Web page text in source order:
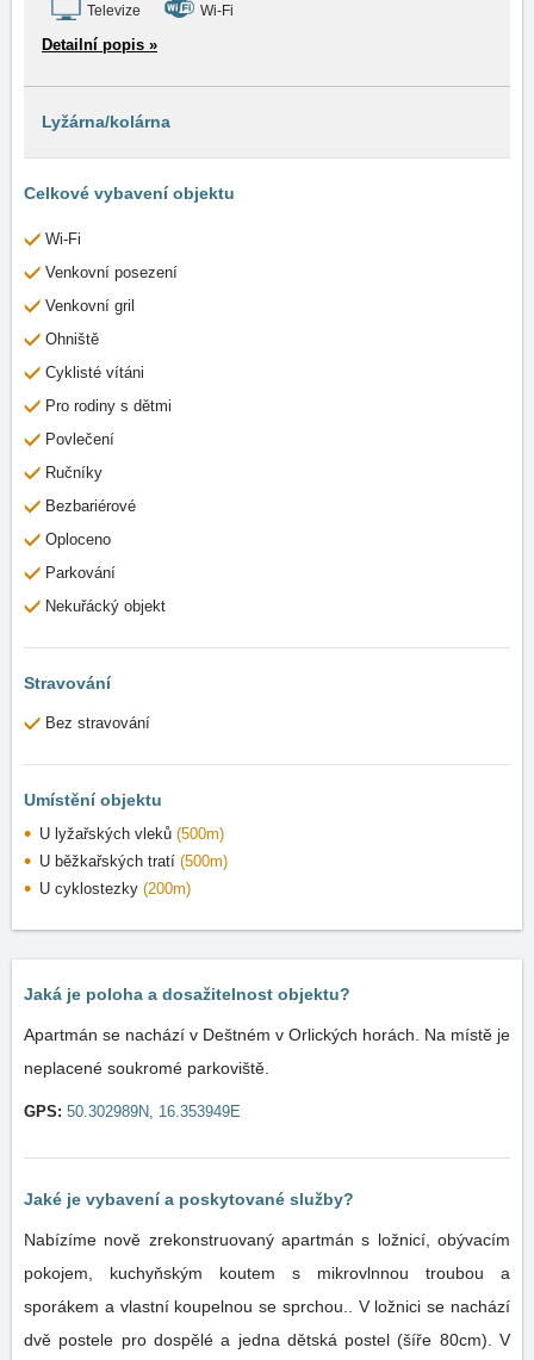
Televize Wi-Fi
Detailní popis »
Lyžárna/kolárna
Celkové vybavení objektu
Wi-Fi
Venkovní posezení
Venkovní gril
Ohniště
Cyklisté vítáni
Pro rodiny s dětmi
Povlečení
Ručníky
Bezbariérové
Oploceno
Parkování
Nekuřácký objekt
Stravování
Bez stravování
Umístění objektu
U lyžařských vleků (500m)
U běžkařských tratí (500m)
U cyklostezky (200m)
Jaká je poloha a dosažitelnost objektu?
Apartmán se nachází v Deštném v Orlických horách. Na místě je
neplacené soukromé parkoviště.
GPS: 50.302989N, 16.353949E
Jaké je vybavení a poskytované služby?
Nabízíme nově zrekonstruovaný apartmán s ložnicí, obývacím
pokojem, kuchyňským koutem s mikrovlnnou troubou a
sporákem a vlastní koupelnou se sprchou.. V ložnici se nachází
dvě postele pro dospělé a jedna dětská postel (šíře 80cm). V